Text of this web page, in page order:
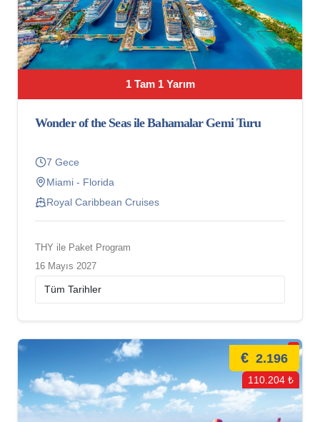
1 Tam 1 Yarım
Wonder of the Seas ile Bahamalar Gemi Turu
7 Gece
Miami - Florida
Royal Caribbean Cruises
THY ile Paket Program
16 Mayıs 2027
€ 2.196
110.204 ₺